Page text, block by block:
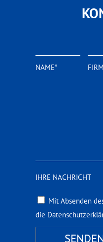
NAME*
IHRE NACHRICHT
Mit Absenden
die